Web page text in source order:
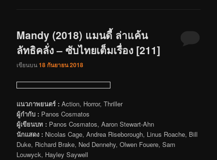
Mandy (2018) แมนดี้ ล่าแค้น
ลัทธิคลั่ง – ซับไทยเต็มเรื่อง [211]
เขียนบน18 กันยายน 2018
แนวภาพยนตร์ : Action, Horror, Thriller
ผู้กำกับ : Panos Cosmatos
ผู้เขียนบท : Panos Cosmatos, Aaron Stewart-Ahn
นักแสดง : Nicolas Cage, Andrea Riseborough, Linus Roache, Bill
Duke, Richard Brake, Ned Dennehy, Olwen Fouere, Sam
Louwyck, Hayley Saywell